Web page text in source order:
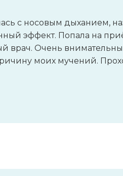
с носовым дыханием,
эффект. Попала на
врач. Очень
моих мучений.